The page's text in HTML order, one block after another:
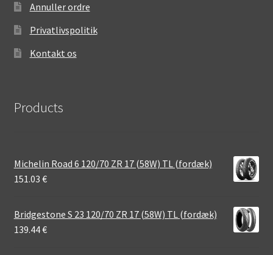
Annuller ordre
Privatlivspolitik
Kontakt os
Products
Michelin Road 6 120/70 ZR 17 (58W) TL (fordæk)
151.03 €
Bridgestone S 23 120/70 ZR 17 (58W) TL (fordæk)
139.44€